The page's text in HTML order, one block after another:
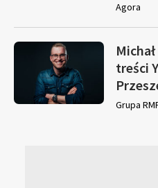
Agora
treści
Grupa